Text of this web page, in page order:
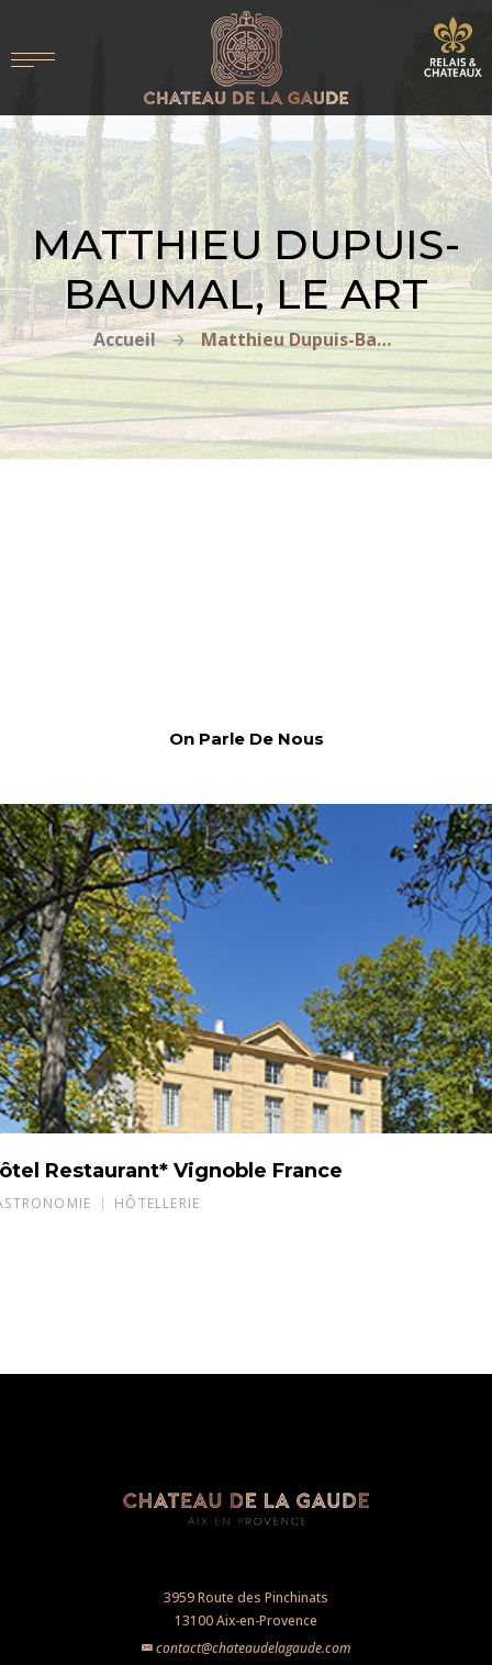
MATTHIEU DUPUIS-
BAUMAL, LE ART
Accueil Matthieu Dupuis-Baumal, Le Art
On Parle De Nous
Restaurant* Vignoble France
HÔTELLERIE
3959 Route des Pinchinats
13100 Aix-en-Provence
contact@chateaudelagaude.com